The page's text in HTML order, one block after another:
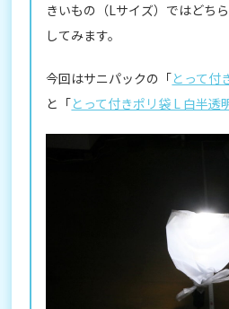
きいもの（Lサイズ）ではどち
してみます。
今回はサニパックの「とって付
と「とって付きポリ袋 L 白半透